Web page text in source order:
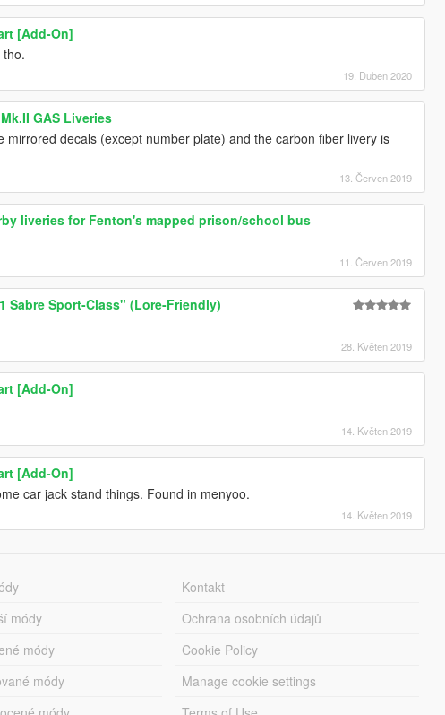
[Add-On]
19. Duben 2020
GAS Liveries
mirrored decals (except number plate) and the carbon fiber livery is
13. Červen 2019
liveries for Fenton's mapped prison/school bus
11. Červen 2019
Sabre Sport-Class" (Lore-Friendly)
28. Květen 2019
[Add-On]
14. Květen 2019
[Add-On]
car jack stand things. Found in menyoo.
14. Květen 2019
módy
módy
módy
Kontakt
Ochrana osobních údajů
Cookie Policy
Manage cookie settings